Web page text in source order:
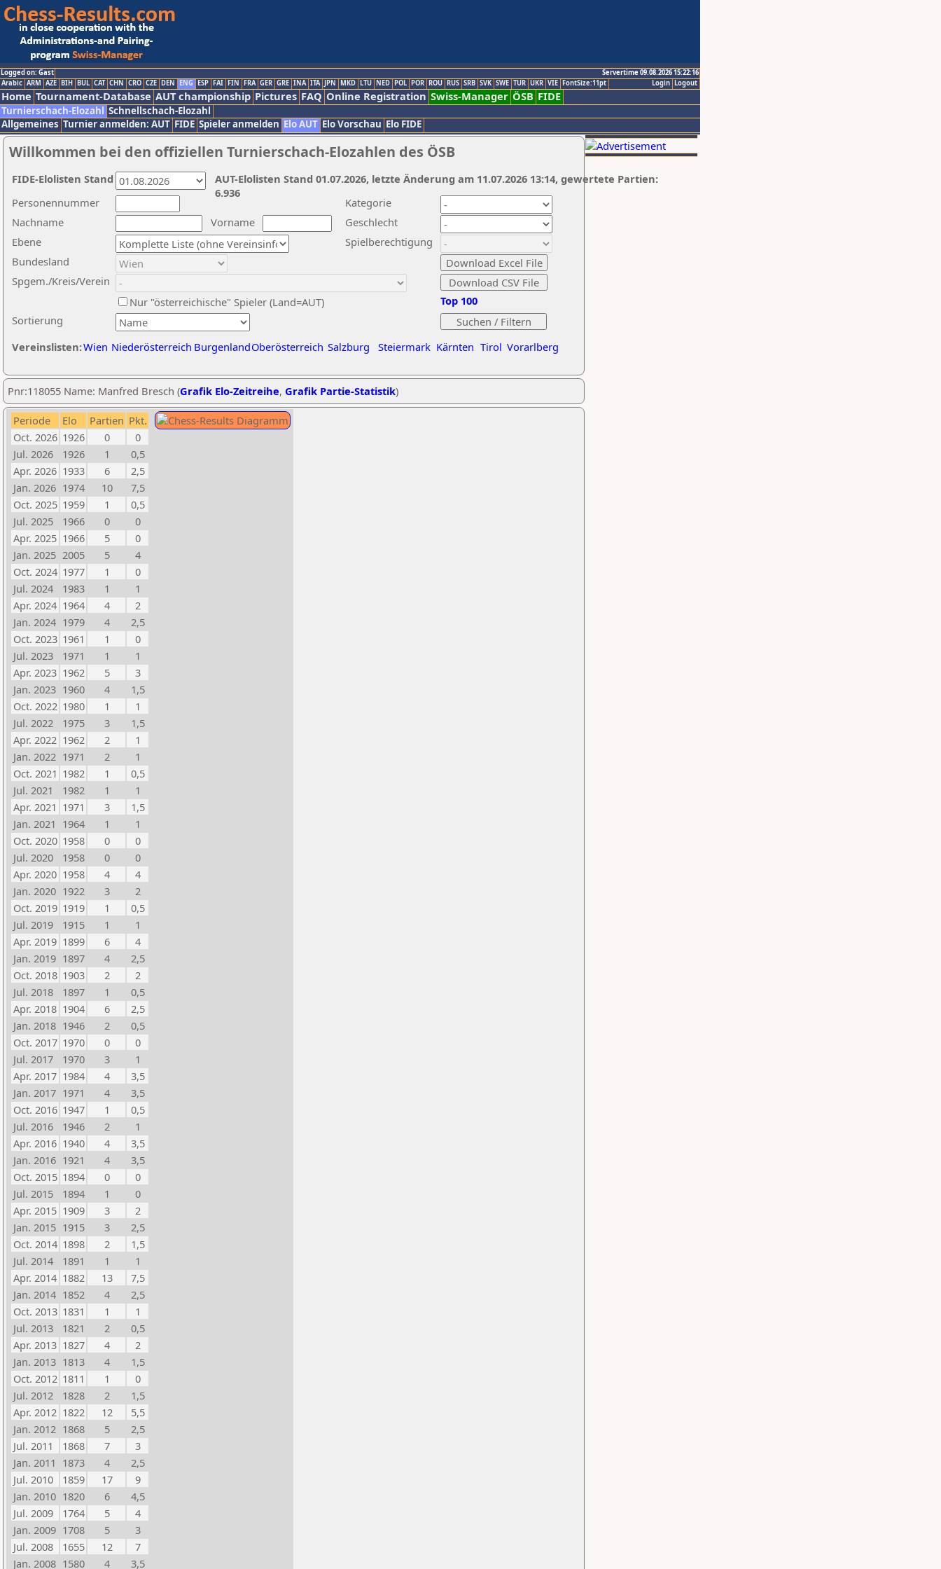
Logged on: Gast
Servertime 09.08.2026 15:22:16
Logout
Login
Arabic ARM AZE BIH BUL CAT CHN CRO CZE DEN ENG ESP FAI FIN FRA GER GRE INA ITA JPN MKD LTU NED POL POR ROU RUS SRB SVK SWE TUR UKR VIE FontSize:11pt
Home Tournament-Database AUT championship Pictures FAQ Online Registration Swiss-Manager ÖSB FIDE
Turnierschach-Elozahl Schnellschach-Elozahl
Allgemeines Turnier anmelden: AUT FIDE Spieler anmelden Elo AUT Elo Vorschau Elo FIDE
Willkommen bei den offiziellen Turnierschach-Elozahlen des ÖSB
Nachname
Vorname
Ebene
Kategorie
Sortierung
Personennummer
Bundesland
Spgem./Kreis/Verein
Geschlecht
Nur "österreichische" Spieler (Land=AUT)
Spielberechtigung
Vereinslisten:Wien Niederösterreich BurgenlandOberösterreich Salzburg Steiermark Kärnten Tirol Vorarlberg
Top 100
AUT-Elolisten Stand 01.07.2026, letzte Änderung am 11.07.2026 13:14, gewertete Partien:
6.936
FIDE-Elolisten Stand
Pnr:118055 Name: Manfred Bresch (Grafik Elo-Zeitreihe, Grafik Partie-Statistik)
Periode Elo Partien Pkt.
Oct. 2026 1926 0
0
Jul. 2026
1926 1
0,5
Apr. 2026 1933 6
2,5
Jan. 2026 1974 10
7,5
Oct. 2025 1959 1
0,5
Jul. 2025
1966 0
0
Apr. 2025 1966 5
0
Jan. 2025 2005 5
4
Oct. 2024 1977 1
0
Jul. 2024
1983 1
1
Apr. 2024 1964 4
2
Jan. 2024 1979 4
2,5
Oct. 2023 1961 1
0
Jul. 2023
1971 1
1
Apr. 2023 1962 5
3
Jan. 2023 1960 4
1,5
Oct. 2022 1980 1
1
Jul. 2022
1975 3
1,5
Apr. 2022 1962 2
1
Jan. 2022 1971 2
1
Oct. 2021 1982 1
0,5
Jul. 2021
1982 1
1
Apr. 2021 1971 3
1,5
Jan. 2021 1964 1
1
Oct. 2020 1958 0
0
Jul. 2020
1958 0
0
Apr. 2020 1958 4
4
Jan. 2020 1922 3
2
Oct. 2019 1919 1
0,5
Jul. 2019
1915 1
1
Apr. 2019 1899 6
4
Jan. 2019 1897 4
2,5
Oct. 2018 1903 2
2
Jul. 2018
1897 1
0,5
Apr. 2018 1904 6
2,5
Jan. 2018 1946 2
0,5
Oct. 2017 1970 0
0
Jul. 2017
1970 3
1
Apr. 2017 1984 4
3,5
Jan. 2017 1971 4
3,5
Oct. 2016 1947 1
0,5
Jul. 2016
1946 2
1
Apr. 2016 1940 4
3,5
Jan. 2016 1921 4
3,5
Oct. 2015 1894 0
0
Jul. 2015
1894 1
0
Apr. 2015 1909 3
2
Jan. 2015 1915 3
2,5
Oct. 2014 1898 2
1,5
Jul. 2014
1891 1
1
Apr. 2014 1882 13
7,5
Jan. 2014 1852 4
2,5
Oct. 2013 1831 1
1
Jul. 2013
1821 2
0,5
Apr. 2013 1827 4
2
Jan. 2013 1813 4
1,5
Oct. 2012 1811 1
0
Jul. 2012
1828 2
1,5
Apr. 2012 1822 12
5,5
Jan. 2012 1868 5
2,5
Jul. 2011
1868 7
3
Jan. 2011 1873 4
2,5
Jul. 2010
1859 17
9
Jan. 2010 1820 6
4,5
Jul. 2009
1764 5
4
Jan. 2009 1708 5
3
Jul. 2008
1655 12
7
Jan. 2008 1580 4 3,5